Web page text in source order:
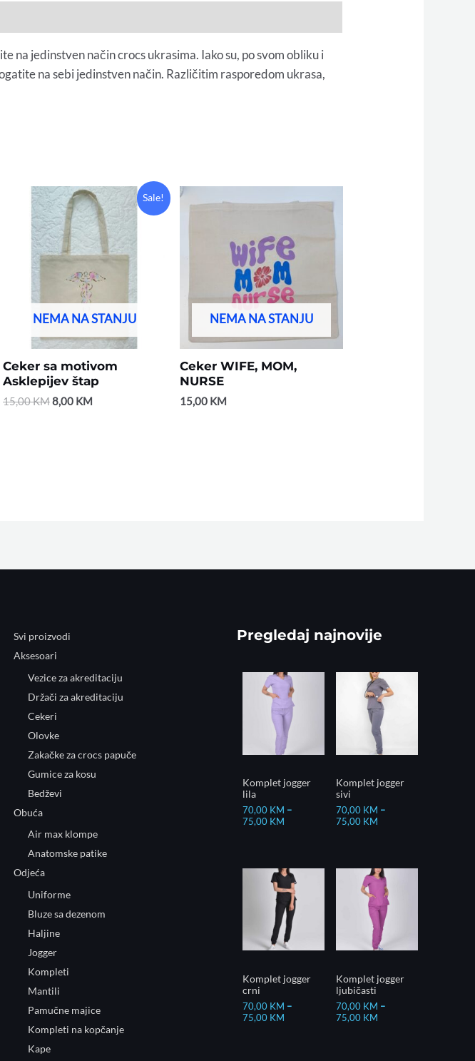
na jedinstven način crocs ukrasima. Iako su, po svom obliku i
na sebi jedinstven način. Različitim rasporedom ukrasa,
Sale!
NEMA NA STANJU
Ceker sa motivom
Asklepijev štap
15,00KM
Original
price
was:
15,00 KM.
8,00 KM
Current
price
is:
8,00 KM.
NEMA NA STANJU
Ceker WIFE, MOM,
NURSE
15,00 KM
Svi proizvodi
Aksesoari
Vezice za akreditaciju
Držači za akreditaciju
Cekeri
Olovke
Zakačke za crocs papuče
Gumice za kosu
Bedževi
Obuća
Air max klompe
Anatomske patike
Odjeća
Uniforme
Bluze sa dezenom
Haljine
Jogger
Kompleti
Mantili
Pamučne majice
Kompleti na kopčanje
Kape
Pregledaj najnovije
Komplet jogger
lila
70,00 KM –
75,00 KM
Komplet jogger
sivi
70,00 KM –
75,00 KM
Komplet jogger
crni
70,00 KM –
75,00 KM
Komplet jogger
ljubičasti
70,00 KM –
75,00 KM